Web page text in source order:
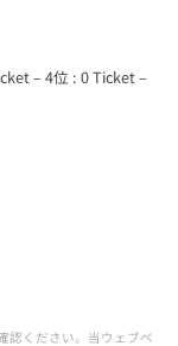
– 4位 : 0 Ticket –
認ください。当ウェブペ